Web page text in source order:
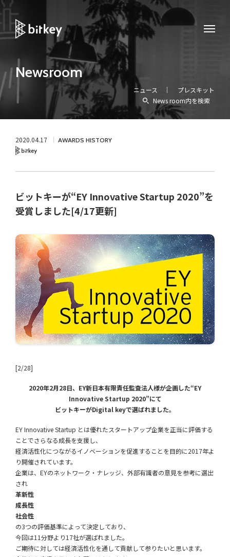
Newsroom
ニュース
プレスキット
News room内を検索
2020.04.17 AWARDS HISTORY
ビットキーが“EY Innovative Startup 2020”を
受賞しました[4/17更新]
[2/28]
2020年2月28日、EY新日本有限責任監査法人様が企画した“EY
Innovative Startup 2020”にて
ビットキーがDigital keyで選ばれました。
EY Innovative Startup とは優れたスタートアップ企業を正当に評価する
ことでさらなる成長を支援し、
経済活性化につながるイノベーションを促進することを目的に2017年よ
り開催されています。
企業は、EYのネットワーク・ナレッジ、外部有識者の意見を参考に選出
され
革新性
成長性
社会性
の3つの評価基準によって決定しており、
今回は11分野より17社が選ばれました。
ご期待に対しては経済活性化を通して貢献して参りたいと思います。